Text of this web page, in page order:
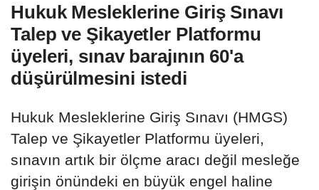
Hukuk Mesleklerine Giriş Sınavı
Talep ve Şikayetler Platformu
üyeleri, sınav barajının 60'a
düşürülmesini istedi
Hukuk Mesleklerine Giriş Sınavı (HMGS)
Talep ve Şikayetler Platformu üyeleri,
sınavın artık bir ölçme aracı değil mesleğe
girişin önündeki en büyük engel haline